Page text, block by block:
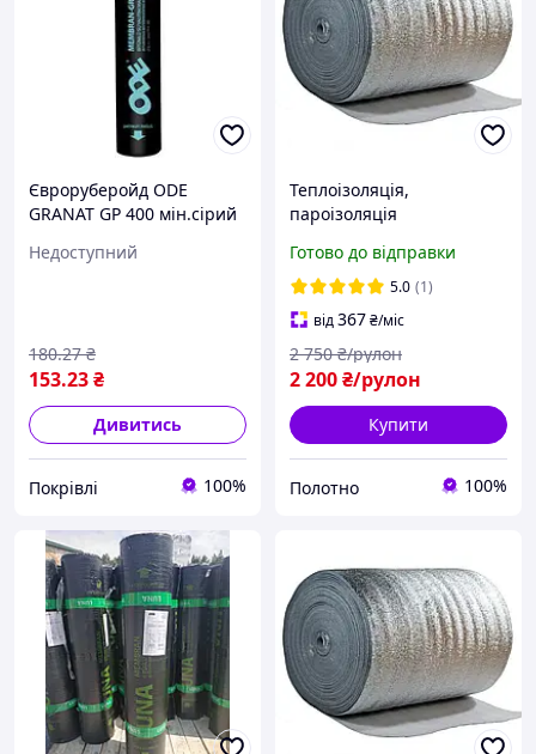
Євроруберойд ODE
GRANAT GP 400 мін.сірий
Недоступний
153.23₴
180.27 ₴
Дивитись
Покрівлі 100%
Теплоізоляція,
пароізоляція
конструкцій будівель
ламінована 3 мм (50 м.кв/
рулон)
Готово до відправки
5.0 (1)
від367₴/міс
2 200₴/рулон
2 750 ₴/рулон
Купити
Полотно 100%